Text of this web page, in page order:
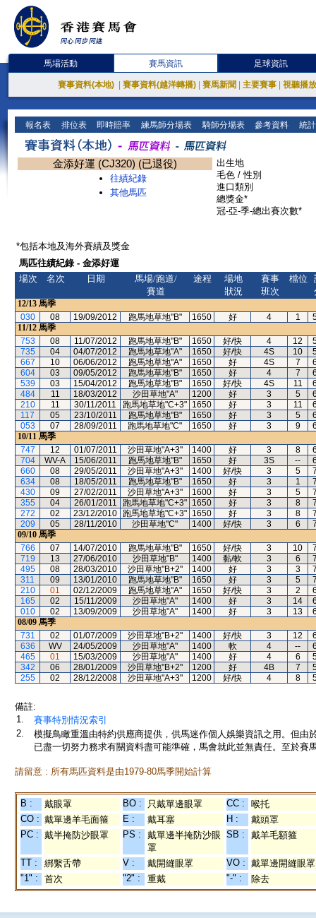
馬場活動 賽馬資訊 足球資訊
賽事資料(本地) 賽事資料(越洋轉播) 賽馬新聞 主要賽事 視聽播
報名表 排位表 即時賠率 練馬師分場表 騎師分場表 參考資料 統
金添好運 (CJ320) (已退役)
往績紀錄
其他馬匹
出生地
毛色 / 性別
進口類別
總獎金*
冠-亞-季-總出賽次數*
*包括本地及海外賽績及獎金
馬匹往績紀錄 - 金添好運
場次
名次 日期
馬場/跑道/
賽道
途程
場地
狀況
賽事
班次
檔位
12/13 馬季
030
08 19/09/2012 跑馬地草地"B" 1650 好 4 1
11/12 馬季
753
08 11/07/2012 跑馬地草地"B" 1650 好/快 4 12
735
04 04/07/2012 跑馬地草地"A" 1650 好/快 4S 10
667
10 06/06/2012 跑馬地草地"A" 1650 好 4S 7
604
03 09/05/2012 跑馬地草地"B" 1650 好 4 7
539
03 15/04/2012 跑馬地草地"B" 1650 好/快 4S 11
484
11 18/03/2012 沙田草地"A" 1200 好 3 5
210
11 30/11/2011 跑馬地草地"C+3" 1650 好 3 11
117
05 23/10/2011 跑馬地草地"B" 1650 好 3 5
053
07 28/09/2011 跑馬地草地"C" 1650 好 3 9
10/11 馬季
747
12 01/07/2011 沙田草地"A+3" 1400 好 3 8
704
WV-A 15/06/2011 跑馬地草地"B" 1650 好 3S --
660
08 29/05/2011 沙田草地"A+3" 1400 好/快 3 5
634
08 18/05/2011 跑馬地草地"B" 1650 好 3 1
430
09 27/02/2011 沙田草地"A+3" 1600 好 3 5
355
04 26/01/2011 跑馬地草地"C+3" 1650 好 3 8
272
02 23/12/2010 跑馬地草地"C+3" 1650 好 3 8
209
05 28/11/2010 沙田草地"C" 1400 好/快 3 6
09/10 馬季
766
07 14/07/2010 跑馬地草地"B" 1650 好/快 3 10
719
13 27/06/2010 沙田草地"B" 1400 黏/軟 3 6
495
08 28/03/2010 沙田草地"B+2" 1400 好 3 3
311
09 13/01/2010 跑馬地草地"B" 1650 好 3 5
210
01 02/12/2009 跑馬地草地"A" 1650 好/快 3 2
165
02 15/11/2009 沙田草地"A" 1400 好 3 14
010
02 13/09/2009 沙田草地"A" 1400 好 3 13
08/09 馬季
731
02 01/07/2009 沙田草地"B+2" 1400 好/快 3 12
636
WV 24/05/2009 沙田草地"A" 1400 軟 4 --
465
01 15/03/2009 沙田草地"A" 1400 好 4 6
342
06 28/01/2009 沙田草地"B+2" 1200 好 4B 7
255
02 28/12/2008 沙田草地"A+3" 1200 好/快 4 8
備註:
1.
賽事特別情況索引
2.
模擬鳥瞰重溫由特約供應商提供，供馬迷作個人娛樂資訊之用。但
已盡一切努力務求有關資料盡可能準確，馬會就此並無責任。至於賽
請留意 : 所有馬匹資料是由1979-80馬季開始計算
B : 戴眼罩 BO : 只戴單邊眼罩 CC :
喉托
CO : 戴單邊羊毛面箍 E : 戴耳塞 H :
戴頭罩
PC : 戴半掩防沙眼罩 PS :
戴單邊半掩防沙眼
罩
SB : 戴羊毛額箍
TT : 綁繫舌帶 V : 戴開縫眼罩 VO : 戴單邊開縫眼罩
"1" :
首次 "2" : 重戴 "-" : 除去